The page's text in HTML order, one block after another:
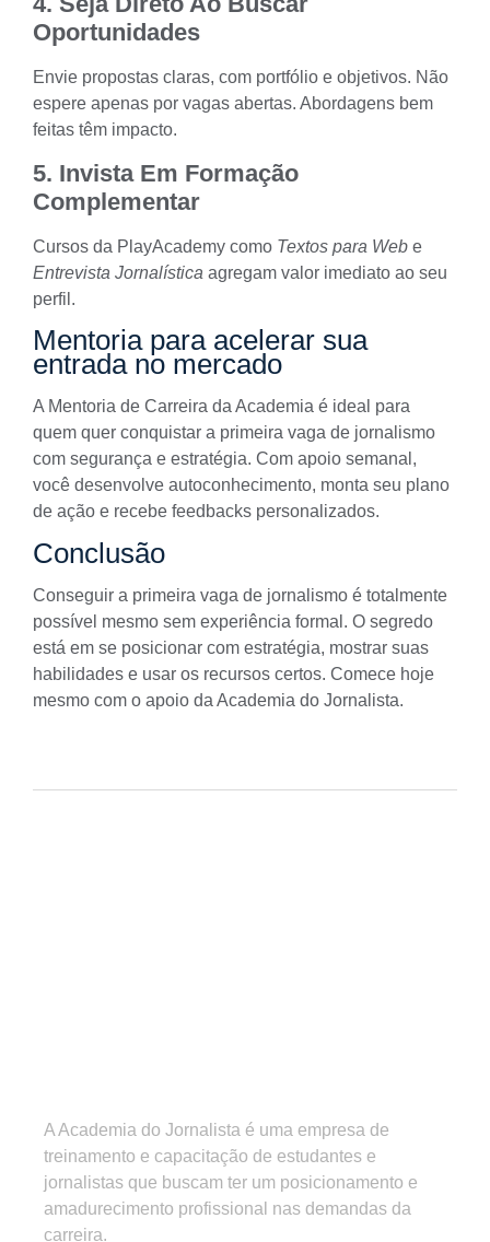
Oportunidades
Envie propostas claras, com portfólio e objetivos. Não
espere apenas por vagas abertas. Abordagens bem
feitas têm impacto.
5. Invista Em Formação
Complementar
Cursos da PlayAcademy como Textos para Web e
Entrevista Jornalística agregam valor imediato ao seu
perfil.
Mentoria para acelerar sua
entrada no mercado
A Mentoria de Carreira da Academia é ideal para
quem quer conquistar a primeira vaga de jornalismo
com segurança e estratégia. Com apoio semanal,
você desenvolve autoconhecimento, monta seu plano
de ação e recebe feedbacks personalizados.
Conclusão
Conseguir a primeira vaga de jornalismo é totalmente
possível mesmo sem experiência formal. O segredo
está em se posicionar com estratégia, mostrar suas
habilidades e usar os recursos certos. Comece hoje
mesmo com o apoio da Academia do Jornalista.
A Academia do Jornalista é uma empresa de
treinamento e capacitação de estudantes e
jornalistas que buscam ter um posicionamento e
amadurecimento profissional nas demandas da
carreira.